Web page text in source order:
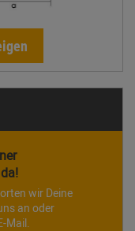
wir Deine
an oder
Mail.